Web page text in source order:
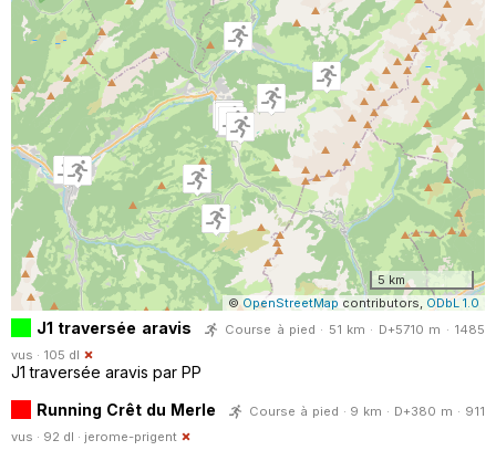
5 km
©OpenStreetMap contributors, ODbL 1.0
J1 traversée aravis
Course à pied · 51 km · D+5710 m · 1485
vus · 105 dl
J1 traversée aravis par PP
Running Crêt du Merle
Course à pied · 9 km · D+380 m · 911
vus · 92 dl · jerome-prigent